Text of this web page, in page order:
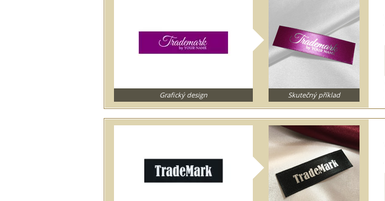
Grafický design Skutečný příklad